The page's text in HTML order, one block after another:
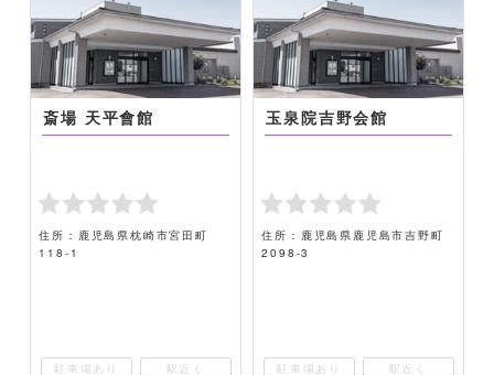
斎場 天平會館
住所：鹿児島県枕崎市宮田町
118-1
駐車場あり
駅近く
玉泉院吉野会館
住所：鹿児島県鹿児島市吉野町
2098-3
駐車場あり
駅近く